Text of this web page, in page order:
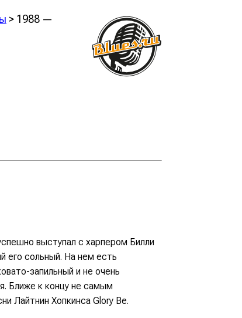
> 1988 —
выступал с харпером Билли
его сольный. На нем есть
запильный и не очень
Ближе к концу не самым
Лайтнин Хопкинса Glory Be.